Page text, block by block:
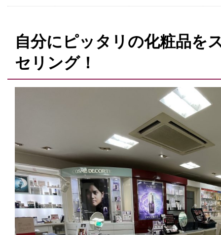
自分にピッタリの化粧品を
セリング！